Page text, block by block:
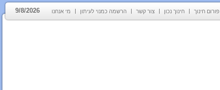
פורום חינוך חינוך נכון צור קשר הרשמה כמנוי לעיתון מי אנחנו 9/8/2026